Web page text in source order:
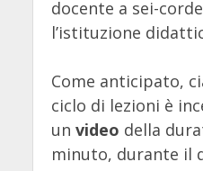
docente a sei-
l’istituzione
Come anticipato,
ciclo di lezioni è
un video della
minuto, durante il